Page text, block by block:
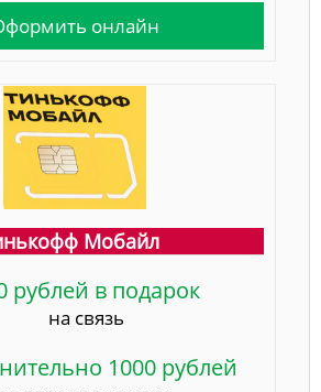
онлайн
Мобайл
рублей в подарок
на связь
1000 рублей